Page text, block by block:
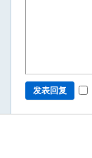
发表回复